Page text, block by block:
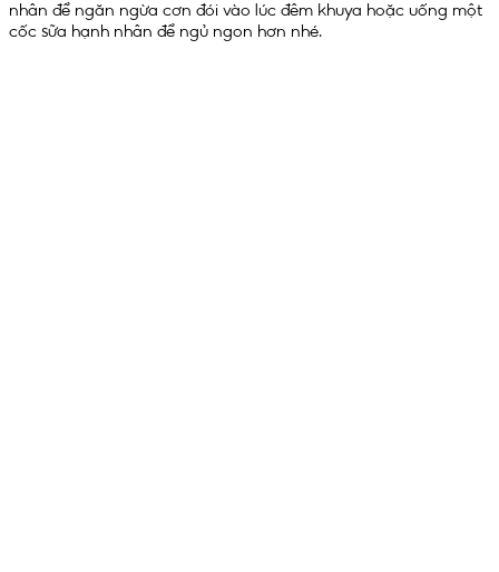
nhân để ngăn ngừa cơn đói vào lúc đêm khuya hoặc uống một
cốc sữa hạnh nhân để ngủ ngon hơn nhé.